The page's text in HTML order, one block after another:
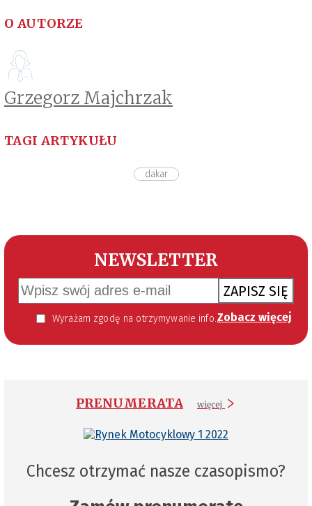
O AUTORZE
Grzegorz Majchrzak
TAGI ARTYKUŁU
dakar
NEWSLETTER
ZAPISZ SIĘ
Wyrażam zgodę na otrzymywanie informacji handlowej kierowanej do mnie za pomocą środków komunikacji elektronicznej w szczególności poczty elektronicznej zgodnie z przepisem art. 10 ust 2 ustawy z dnia 18 lipca 2002 roku o świadczeniu usług drogą elektroniczną (Dz. U. 144 z 2002 r. poz. 1204). Zgoda jest dobrowolna, jednak jej wyrażenie jest konieczne, aby otrzymywać newsletter. Zobacz więcej
PRENUMERATA więcej
Chcesz otrzymać nasze czasopismo?